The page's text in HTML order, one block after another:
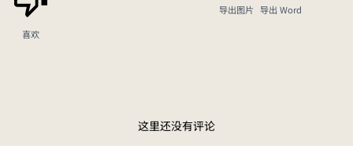
喜欢
导出图片 导出 Word
这里还没有评论